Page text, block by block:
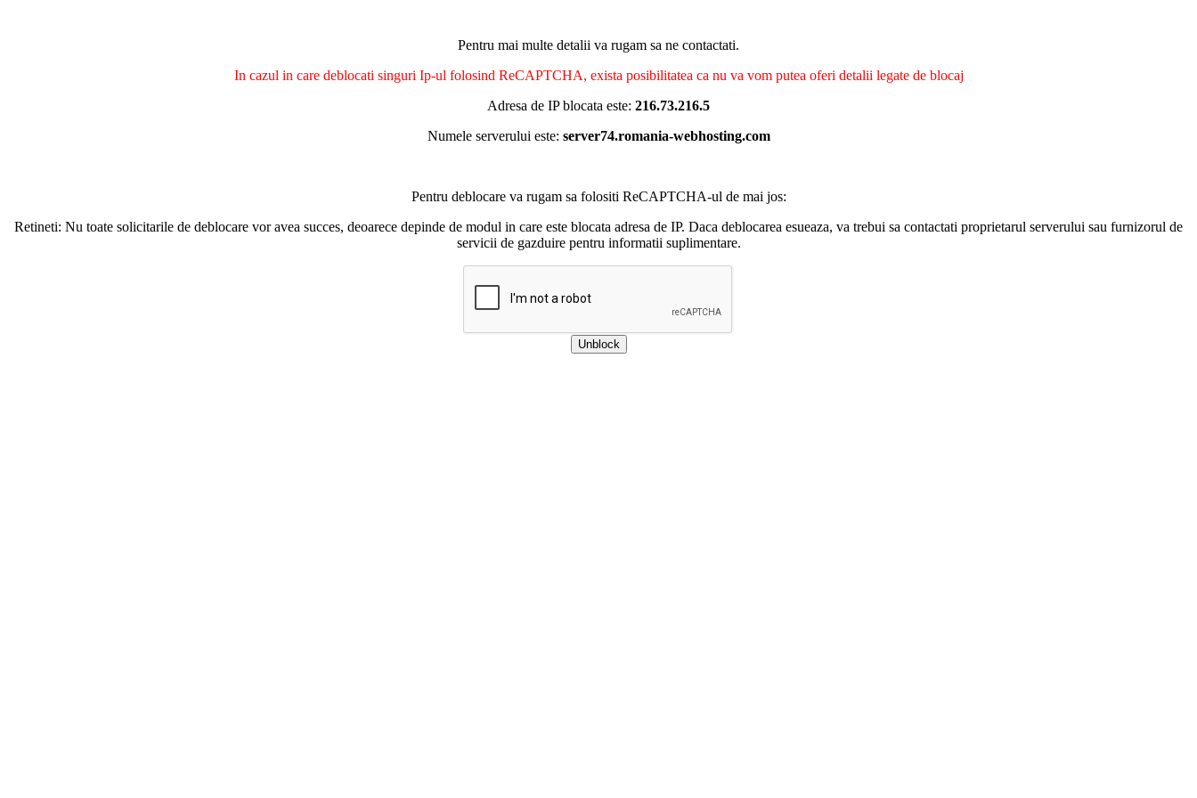
Pentru mai multe detalii va rugam sa ne contactati.
In cazul in care deblocati singuri Ip-ul folosind ReCAPTCHA, exista posibilitatea ca nu va vom putea oferi detalii legate de blocaj
Adresa de IP blocata este: 216.73.216.5
Numele serverului este: server74.romania-webhosting.com
Pentru deblocare va rugam sa folositi ReCAPTCHA-ul de mai jos:
Retineti: Nu toate solicitarile de deblocare vor avea succes, deoarece depinde de modul in care este blocata adresa de IP. Daca deblocarea esueaza, va trebui sa contactati proprietarul serverului sau furnizorul de
servicii de gazduire pentru informatii suplimentare.